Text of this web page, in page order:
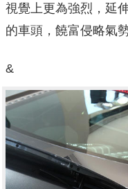
視覺上更為強烈，延
的車頭，饒富侵略氣
&